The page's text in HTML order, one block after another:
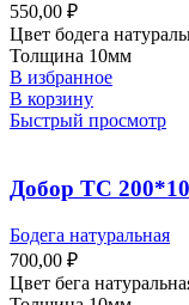
550,00 ₽
Цвет бодега
Толщина 10мм
В избранное
В корзину
Быстрый просмотр
Добор ТС
Бодега натуральная
700,00 ₽
Цвет бега